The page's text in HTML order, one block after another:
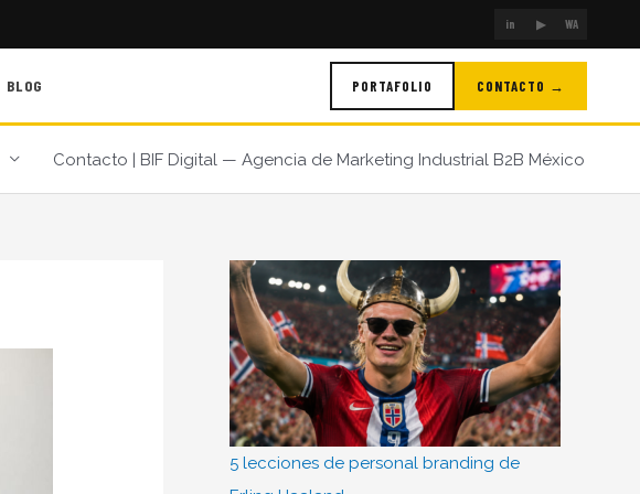
in ▶ WA
BLOG PORTAFOLIO CONTACTO →
Contacto | BIF Digital — Agencia de Marketing Industrial B2B México
5 lecciones de personal branding de